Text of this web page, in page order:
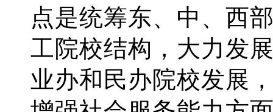
点是统筹东、中、西
工院校结构，大力发
业办和民办院校发展